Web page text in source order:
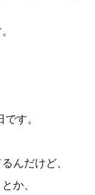
す。
んだけど、
か、